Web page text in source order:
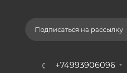
Подписаться на рассылку
+74993906096